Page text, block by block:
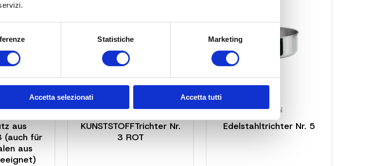
Statistiche Marketing
Accetta selezionati Accetta tutti
aus
(auch für
aus
5100 PR
KUNSTSTOFFTrichter Nr.
3 ROT
5000 N
Edelstahltrichter Nr. 5